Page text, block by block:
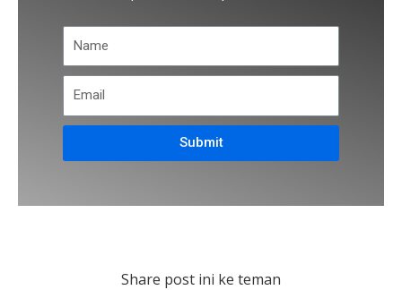
Submit
Share post ini ke teman